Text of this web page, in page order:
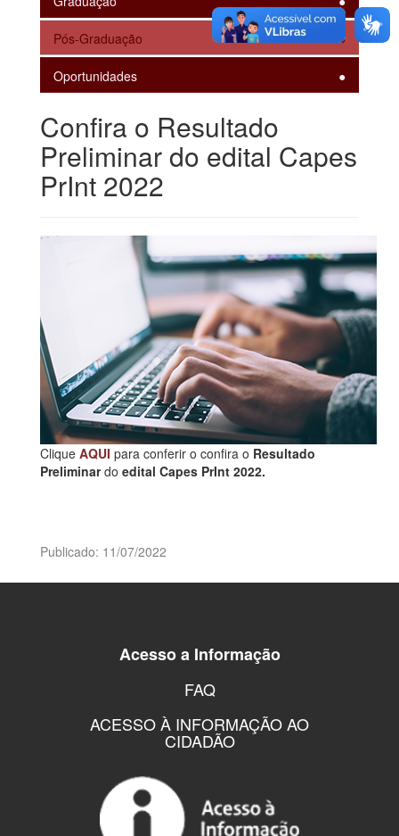
Pós-Graduação
Oportunidades
Confira o Resultado
Preliminar do edital Capes
PrInt 2022
Clique AQUI para conferir o confira o Resultado
Preliminardo edital Capes PrInt 2022.
Publicado: 11/07/2022
Acesso a Informação
FAQ
ACESSO À INFORMAÇÃO AO
CIDADÃO